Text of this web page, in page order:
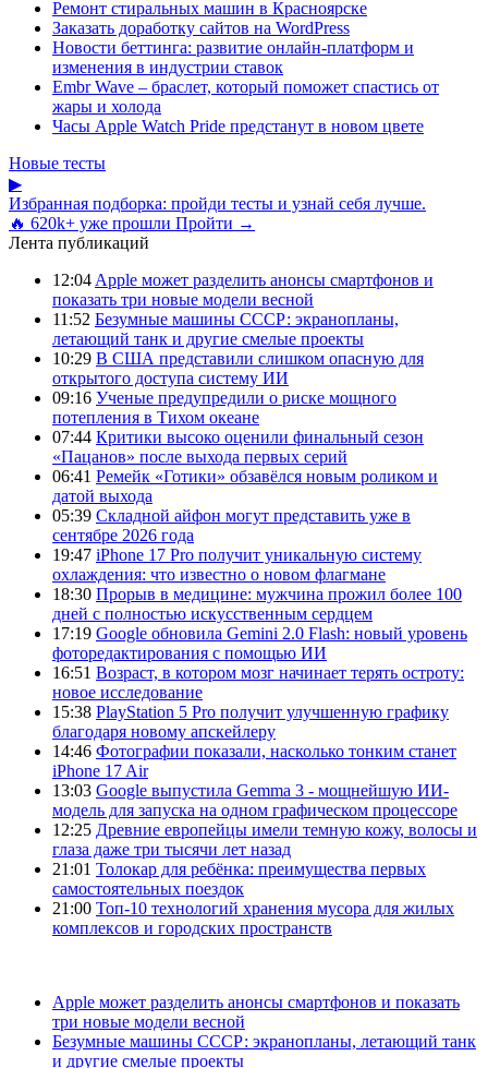
Ремонт стиральных машин в Красноярске
Заказать доработку сайтов на WordPress
Новости беттинга: развитие онлайн-платформ и
изменения в индустрии ставок
Embr Wave – браслет, который поможет спастись от
жары и холода
Часы Apple Watch Pride предстанут в новом цвете
Новые тесты
▶
Избранная подборка: пройди тесты и узнай себя лучше.
🔥 620k+ уже прошли Пройти →
Лента публикаций
12:04 Apple может разделить анонсы смартфонов и
показать три новые модели весной
11:52 Безумные машины СССР: экранопланы,
летающий танк и другие смелые проекты
10:29 В США представили слишком опасную для
открытого доступа систему ИИ
09:16 Ученые предупредили о риске мощного
потепления в Тихом океане
07:44 Критики высоко оценили финальный сезон
«Пацанов» после выхода первых серий
06:41 Ремейк «Готики» обзавёлся новым роликом и
датой выхода
05:39 Складной айфон могут представить уже в
сентябре 2026 года
19:47 iPhone 17 Pro получит уникальную систему
охлаждения: что известно о новом флагмане
18:30 Прорыв в медицине: мужчина прожил более 100
дней с полностью искусственным сердцем
17:19 Google обновила Gemini 2.0 Flash: новый уровень
фоторедактирования с помощью ИИ
16:51 Возраст, в котором мозг начинает терять остроту:
новое исследование
15:38 PlayStation 5 Pro получит улучшенную графику
благодаря новому апскейлеру
14:46 Фотографии показали, насколько тонким станет
iPhone 17 Air
13:03 Google выпустила Gemma 3 - мощнейшую ИИ-
модель для запуска на одном графическом процессоре
12:25 Древние европейцы имели темную кожу, волосы и
глаза даже три тысячи лет назад
21:01 Толокар для ребёнка: преимущества первых
самостоятельных поездок
21:00 Топ-10 технологий хранения мусора для жилых
комплексов и городских пространств
Apple может разделить анонсы смартфонов и показать
три новые модели весной
Безумные машины СССР: экранопланы, летающий танк
и другие смелые проекты